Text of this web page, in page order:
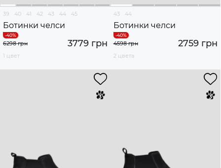
39 40 41 42 43 44 45
Ботинки челси
3779 грн
6298 грн
1 цвет
43 44
Ботинки челси
2759 грн
4598 грн
2 цвета